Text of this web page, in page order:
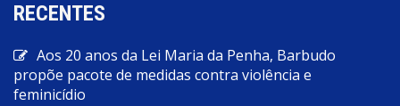
RECENTES
Aos 20 anos da Lei Maria da Penha, Barbudo
propõe pacote de medidas contra violência e
feminicídio